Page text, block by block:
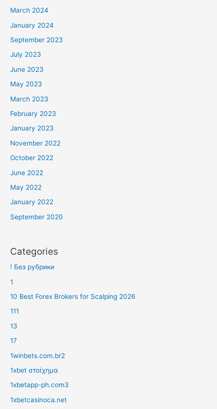
March 2024
January 2024
September 2023
July 2023
June 2023
May 2023
March 2023
February 2023
January 2023
November 2022
October 2022
June 2022
May 2022
January 2022
September 2020
Categories
! Без рубрики
1
10 Best Forex Brokers for Scalping 2026
111
13
17
1winbets.com.br2
1xbet στοίχημα
1xbetapp-ph.com3
1xbetcasinoca.net